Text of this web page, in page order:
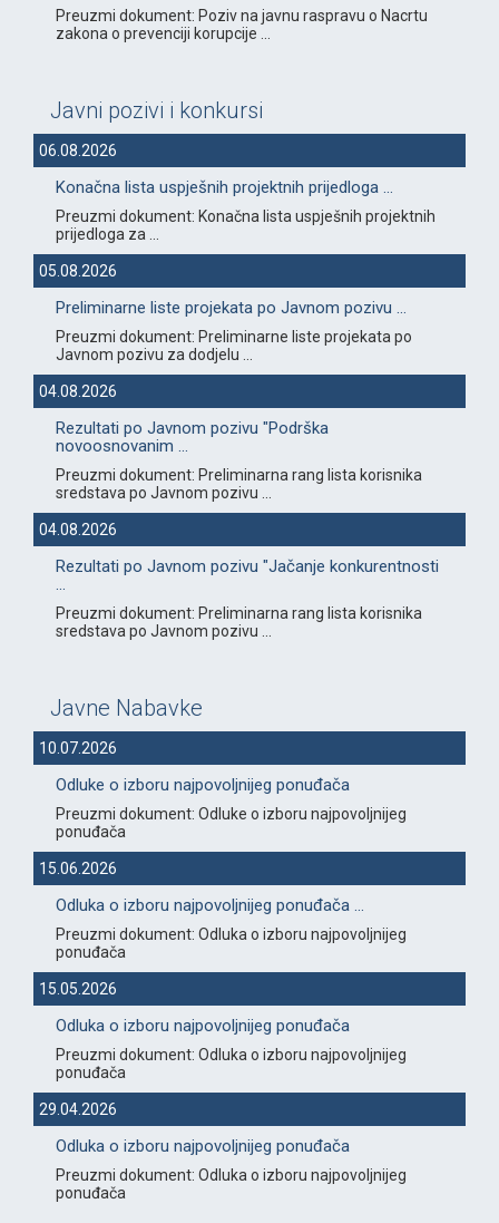
Preuzmi dokument: Poziv na javnu raspravu o Nacrtu
zakona o prevenciji korupcije ...
Javni pozivi i konkursi
06.08.2026
Konačna lista uspješnih projektnih prijedloga ...
Preuzmi dokument: Konačna lista uspješnih projektnih
prijedloga za ...
05.08.2026
Preliminarne liste projekata po Javnom pozivu ...
Preuzmi dokument: Preliminarne liste projekata po
Javnom pozivu za dodjelu ...
04.08.2026
Rezultati po Javnom pozivu "Podrška
novoosnovanim ...
Preuzmi dokument: Preliminarna rang lista korisnika
sredstava po Javnom pozivu ...
04.08.2026
Rezultati po Javnom pozivu "Jačanje konkurentnosti
...
Preuzmi dokument: Preliminarna rang lista korisnika
sredstava po Javnom pozivu ...
Javne Nabavke
10.07.2026
Odluke o izboru najpovoljnijeg ponuđača
Preuzmi dokument: Odluke o izboru najpovoljnijeg
ponuđača
15.06.2026
Odluka o izboru najpovoljnijeg ponuđača ...
Preuzmi dokument: Odluka o izboru najpovoljnijeg
ponuđača
15.05.2026
Odluka o izboru najpovoljnijeg ponuđača
Preuzmi dokument: Odluka o izboru najpovoljnijeg
ponuđača
29.04.2026
Odluka o izboru najpovoljnijeg ponuđača
Preuzmi dokument: Odluka o izboru najpovoljnijeg
ponuđača